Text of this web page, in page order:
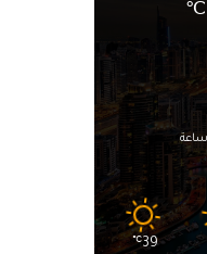
℃
39
℃